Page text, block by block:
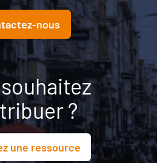
nous
?
une ressource